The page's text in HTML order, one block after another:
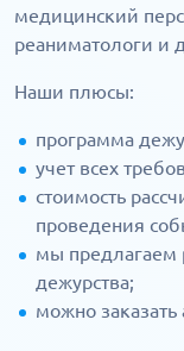
медицинский
реаниматологи и
Наши плюсы:
программа
учет всех
стоимость
проведения
мы предлагаем
дежурства;
можно